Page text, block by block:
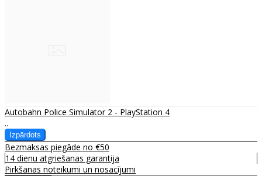
Autobahn Police Simulator 2 - PlayStation 4
..
Bezmaksas piegāde no €50
14 dienu atgriešanas garantija
Pirkšanas noteikumi un nosacījumi